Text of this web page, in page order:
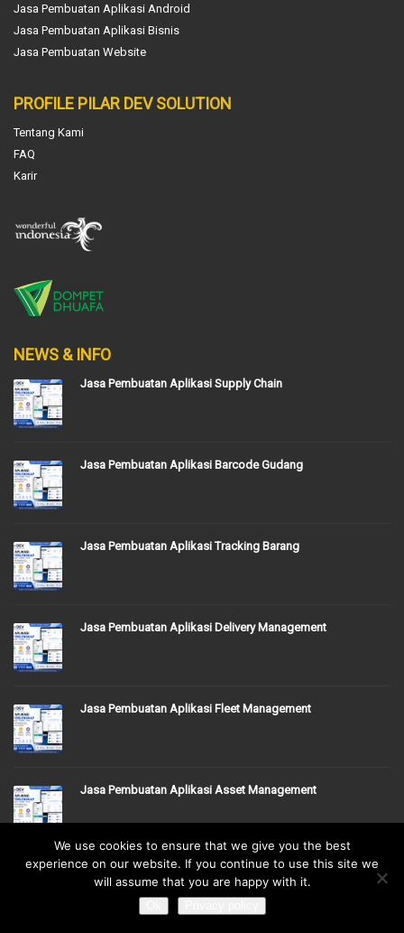
Jasa Pembuatan Aplikasi Android
Jasa Pembuatan Aplikasi Bisnis
Jasa Pembuatan Website
PROFILE PILAR DEV SOLUTION
Tentang Kami
FAQ
Karir
NEWS & INFO
Jasa Pembuatan Aplikasi Supply Chain
Jasa Pembuatan Aplikasi Barcode Gudang
Jasa Pembuatan Aplikasi Tracking Barang
Jasa Pembuatan Aplikasi Delivery Management
Jasa Pembuatan Aplikasi Fleet Management
Jasa Pembuatan Aplikasi Asset Management
Jasa Pembuatan Aplikasi Stock Opname
We use cookies to ensure that we give you the best
experience on our website. If you continue to use this site we
will assume that you are happy with it.